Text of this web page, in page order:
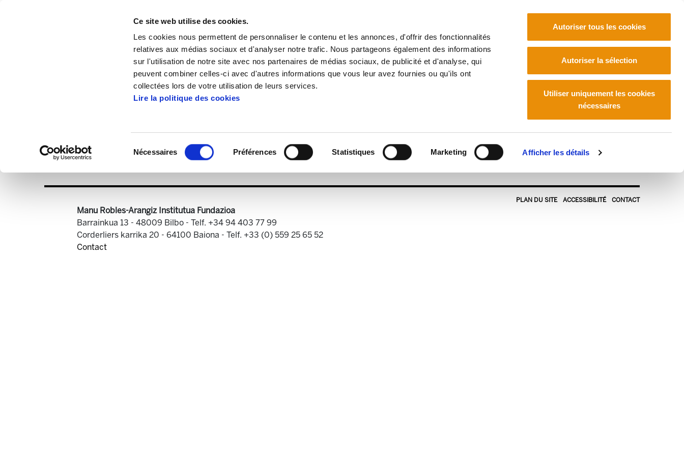
Ce site web utilise des cookies.
Les cookies nous permettent de personnaliser le contenu et les annonces, d'offrir des fonctionnalités
relatives aux médias sociaux et d'analyser notre trafic. Nous partageons également des informations
sur l'utilisation de notre site avec nos partenaires de médias sociaux, de publicité et d'analyse, qui
peuvent combiner celles-ci avec d'autres informations que vous leur avez fournies ou qu'ils ont
collectées lors de votre utilisation de leurs services.
Lire la politique des cookies
Nécessaires Préférences Statistiques Marketing Afficher les détails
Autoriser tous les cookies
Autoriser la sélection
Utiliser uniquement les cookies
nécessaires
Publications ELA Astekaria ELA Astekaria 325
ELA Astekaria 325.PDF
PLAN DU SITE ACCESSIBILITÉ CONTACT
Manu Robles-Arangiz Institutua Fundazioa
Barrainkua 13 - 48009 Bilbo - Telf. +34 94 403 77 99
Corderliers karrika 20 - 64100 Baiona - Telf. +33 (0) 559 25 65 52
Contact